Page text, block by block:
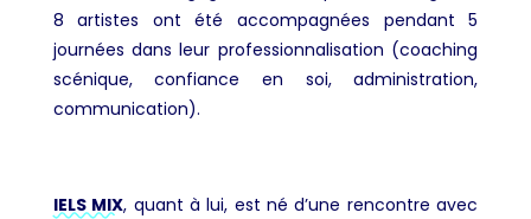
8 artistes ont été accompagnées pendant 5
journées dans leur professionnalisation (coaching
scénique, confiance en soi, administration,
communication).
IELS MIX, quant à lui, est né d’une rencontre avec